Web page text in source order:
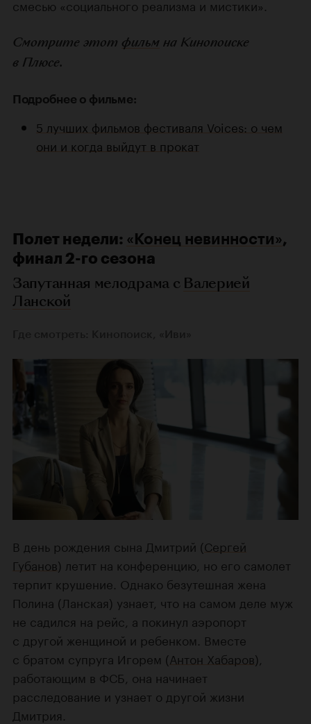
смесью «социального реализма и мистики».
Смотрите этот фильм на Кинопоиске
в Плюсе.
Подробнее о фильме:
5 лучших фильмов фестиваля Voices: о чем
они и когда выйдут в прокат
Полет недели: «Конец невинности»,
финал 2-го сезона
Запутанная мелодрама с Валерией
Ланской
В день рождения сына Дмитрий (Сергей
Губанов) летит на конференцию, но его самолет
терпит крушение. Однако безутешная жена
Полина (Ланская) узнает, что на самом деле муж
не садился на рейс, а покинул аэропорт
с другой женщиной и ребенком. Вместе
с братом супруга Игорем (Антон Хабаров),
работающим в ФСБ, она начинает
расследование и узнает о другой жизни
Дмитрия.